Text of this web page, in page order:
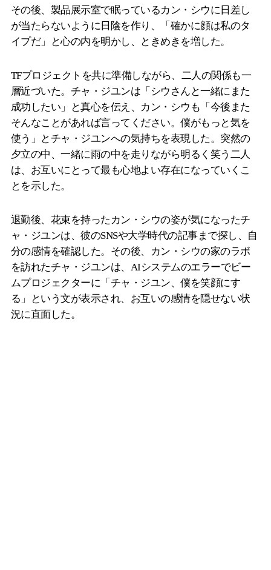
その後、製品展示室で眠っているカン・シウに日差し
が当たらないように日陰を作り、「確かに顔は私のタ
イプだ」と心の内を明かし、ときめきを増した。
TFプロジェクトを共に準備しながら、二人の関係も一
層近づいた。チャ・ジユンは「シウさんと一緒にまた
成功したい」と真心を伝え、カン・シウも「今後また
そんなことがあれば言ってください。僕がもっと気を
使う」とチャ・ジユンへの気持ちを表現した。突然の
夕立の中、一緒に雨の中を走りながら明るく笑う二人
は、お互いにとって最も心地よい存在になっていくこ
とを示した。
退勤後、花束を持ったカン・シウの姿が気になったチ
ャ・ジユンは、彼のSNSや大学時代の記事まで探し、自
分の感情を確認した。その後、カン・シウの家のラボ
を訪れたチャ・ジユンは、AIシステムのエラーでビー
ムプロジェクターに「チャ・ジユン、僕を笑顔にす
る」という文が表示され、お互いの感情を隠せない状
況に直面した。